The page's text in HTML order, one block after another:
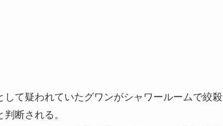
て疑われていたグワンがシャワールームで絞殺
断される。